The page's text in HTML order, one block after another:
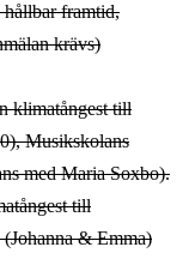
hållbar framtid,
krävs)
klimatångest till
Musikskolans
med Maria Soxbo).
till
(Johanna & Emma)